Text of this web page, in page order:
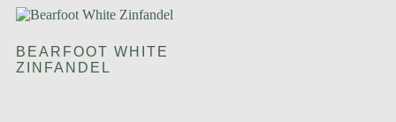
BEARFOOT WHITE
ZINFANDEL